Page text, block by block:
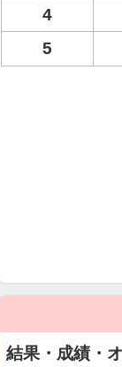
4
5
結果・成績・